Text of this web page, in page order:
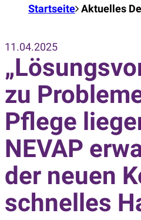
Startseite Aktuelles
11.04.2025
zu
Pflege
NEVAP
der neuen
schnelles